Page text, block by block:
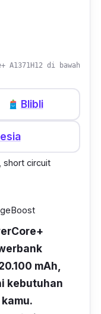
A1371H12 di bawah
Blibli
short circuit
mAh,
kebutuhan